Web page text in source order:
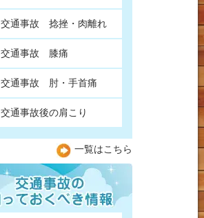
交通事故 捻挫・肉離れ
交通事故 膝痛
交通事故 肘・手首痛
交通事故後の肩こり
一覧はこちら